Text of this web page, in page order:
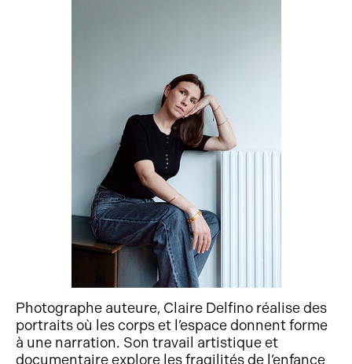
Photographe auteure, Claire Delfino réalise des
portraits où les corps et l’espace donnent forme
à une narration. Son travail artistique et
documentaire explore les fragilités de l’enfance